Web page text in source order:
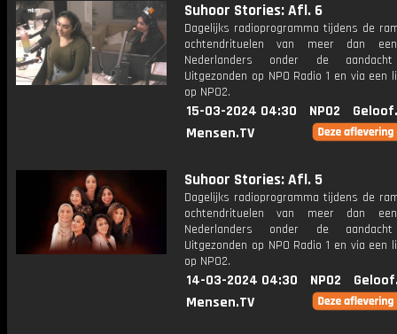
Suhoor Stories: Afl. 6
Dagelijks radioprogramma tijdens de
ochtendrituelen van meer dan
Nederlanders onder de
Uitgezonden op NPO Radio 1 en via een
op NPO2.
15-03-2024 04:30 NPO2
Mensen.TV
Suhoor Stories: Afl. 5
Dagelijks radioprogramma tijdens de
ochtendrituelen van meer dan
Nederlanders onder de
Uitgezonden op NPO Radio 1 en via een
op NPO2.
14-03-2024 04:30 NPO2
Mensen.TV